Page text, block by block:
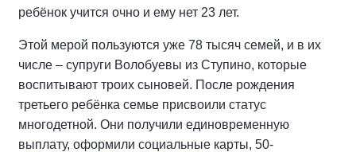
ребёнок учится очно и ему нет 23 лет.
Этой мерой пользуются уже 78 тысяч семей, и в их
числе – супруги Волобуевы из Ступино, которые
воспитывают троих сыновей. После рождения
третьего ребёнка семье присвоили статус
многодетной. Они получили единовременную
выплату, оформили социальные карты, 50-